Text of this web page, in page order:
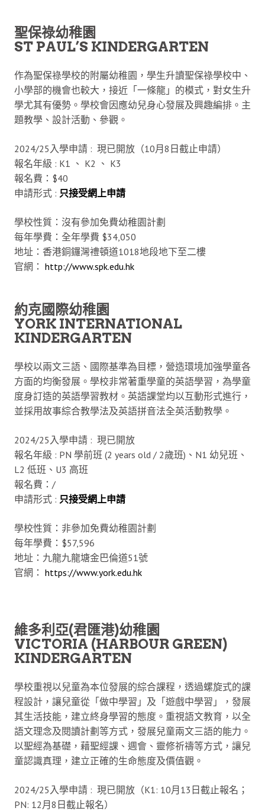
聖保祿幼稚園
ST PAUL’S KINDERGARTEN
作為聖保祿學校的附屬幼稚園，學生升讀聖保祿學校中、
小學部的機會也較大，接近「一條龍」的模式，對女生升
學尤其有優勢。學校會因應幼兒身心發展及興趣編排。主
題教學、設計活動、參觀。
2024/25入學申請 : 現已開放（10月8日截止申請）
報名年級 : K1 、 K2 、 K3
報名費：$40
申請形式 : 只接受網上申請
學校性質：沒有參加免費幼稚園計劃
每年學費：全年學費 $34,050
地址：香港銅鑼灣禮頓道1018地段地下至二樓
官網： http://www.spk.edu.hk
約克國際幼稚園
YORK INTERNATIONAL
KINDERGARTEN
學校以兩文三語、國際基準為目標，營造環境加強學童各
方面的均衡發展。學校非常著重學童的英語學習，為學童
度身訂造的英語學習教材。英語課堂均以互動形式進行，
並採用故事綜合教學法及英語拼音法全英活動教學。
2024/25入學申請 : 現已開放
報名年級 : PN 學前班 (2 years old /​ 2歲班)、N1 幼兒班、
L2 低班、U3 高班
報名費：/
申請形式 : 只接受網 上申請
學校性質：非參加免費幼稚園計劃
每年學費：$57,596
地址：九龍九龍塘金巴倫道51號
官網： https://www.york.edu.hk
維多利亞(君匯港)幼稚園
VICTORIA (HARBOUR GREEN)
KINDERGARTEN
學校重視以兒童為本位發展的綜合課程，透過螺旋式的課
程設計，讓兒童從「做中學習」及「遊戲中學習」，發展
其生活技能，建立終身學習的態度。重視語文教育，以全
語文理念及閱讀計劃等方式，發展兒童兩文三語的能力。
以聖經為基礎，藉聖經課、週會、靈修祈禱等方式，讓兒
童認識真理，建立正確的生命態度及價值觀。
2024/25入學申請 : 現已開放（K1: 10月13日截止報名；
PN: 12月8日截止報名）